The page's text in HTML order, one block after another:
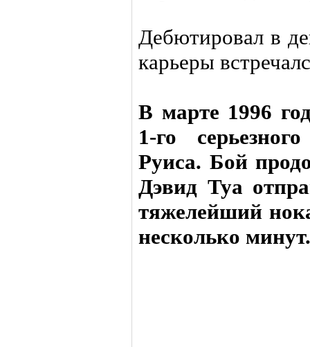
Дебютировал в
карьеры
В марте 1996
1-го
Руиса. Бой
Дэвид Туа
тяжелейший
несколько минут.